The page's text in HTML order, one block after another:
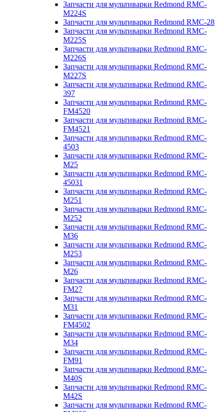
Запчасти для мультиварки Redmond RMC-
M224S
Запчасти для мультиварки Redmond RMC-28
Запчасти для мультиварки Redmond RMC-
M225S
Запчасти для мультиварки Redmond RMC-
M226S
Запчасти для мультиварки Redmond RMC-
M227S
Запчасти для мультиварки Redmond RMC-
397
Запчасти для мультиварки Redmond RMC-
FM4520
Запчасти для мультиварки Redmond RMC-
FM4521
Запчасти для мультиварки Redmond RMC-
4503
Запчасти для мультиварки Redmond RMC-
M25
Запчасти для мультиварки Redmond RMC-
45031
Запчасти для мультиварки Redmond RMC-
M251
Запчасти для мультиварки Redmond RMC-
M252
Запчасти для мультиварки Redmond RMC-
M36
Запчасти для мультиварки Redmond RMC-
M253
Запчасти для мультиварки Redmond RMC-
M26
Запчасти для мультиварки Redmond RMC-
FM27
Запчасти для мультиварки Redmond RMC-
M31
Запчасти для мультиварки Redmond RMC-
FM4502
Запчасти для мультиварки Redmond RMC-
M34
Запчасти для мультиварки Redmond RMC-
FM91
Запчасти для мультиварки Redmond RMC-
M40S
Запчасти для мультиварки Redmond RMC-
M42S
Запчасти для мультиварки Redmond RMC-